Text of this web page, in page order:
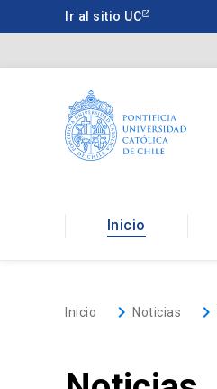
a
Ir al sitio UC
Inicio
Inicio keyboard_arrow_rightNoticias keyboard_arrow_right